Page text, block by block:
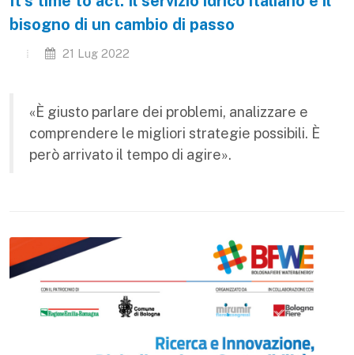
bisogno di un cambio di passo
21 Lug 2022
«È giusto parlare dei problemi, analizzare e
comprendere le migliori strategie possibili. È
però arrivato il tempo di agire».